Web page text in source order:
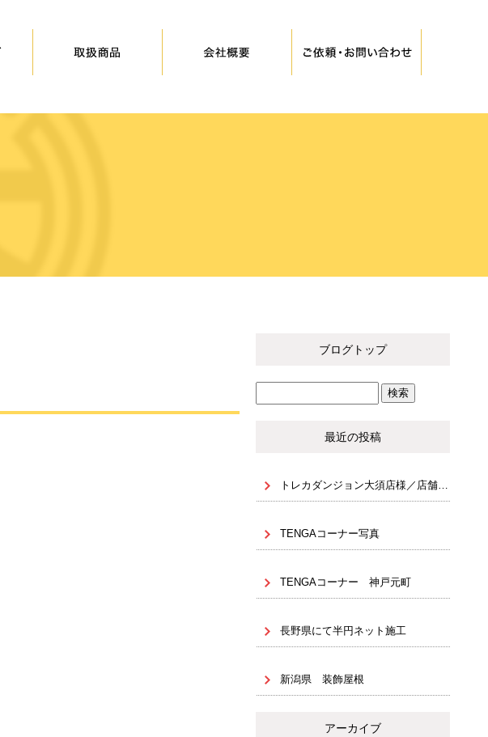
ブログトップ
最近の投稿
TENGAコーナー写真
TENGAコーナー 神戸元町
長野県にて半円ネット施工
新潟県 装飾屋根
アーカイブ